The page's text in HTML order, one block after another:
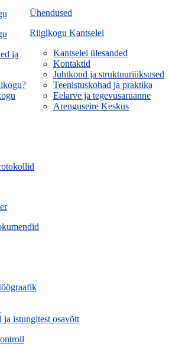
Ühendused
Riigikogu Kantselei
Kantselei ülesanded
Kontaktid
Juhtkond ja struktuuriüksused
Teenistuskohad ja praktika
Eelarve ja tegevusaruanne
Arenguseire Keskus
ja istungitest osavõtt
ja